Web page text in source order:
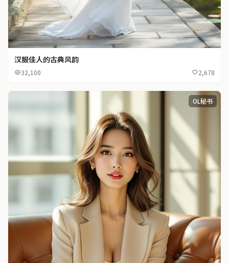
汉服佳人的古典风韵
32,100 2,678
OL秘书